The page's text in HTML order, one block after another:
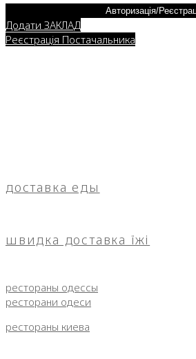
Авторизація/
Додати ЗАКЛАД
Реєстрація Постачальника
доставка еды
швидка доставка їжі
рестораны одессы
ресторани одеси
рестораны киева